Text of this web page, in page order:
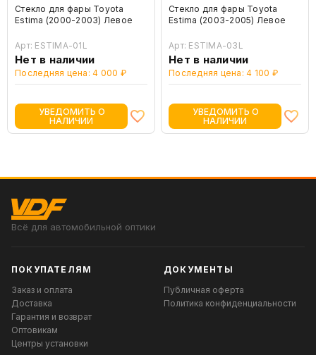
Стекло для фары Toyota
Estima (2000-2003) Левое
Арт: ESTIMA-01L
Нет в наличии
Последняя цена: 4 000 ₽
УВЕДОМИТЬ О
НАЛИЧИИ
Стекло для фары Toyota
Estima (2003-2005) Левое
Арт: ESTIMA-03L
Нет в наличии
Последняя цена: 4 100 ₽
УВЕДОМИТЬ О
НАЛИЧИИ
Всё для автомобильной оптики
ПОКУПАТЕЛЯМ
Заказ и оплата
Доставка
Гарантия и возврат
Оптовикам
Центры установки
ДОКУМЕНТЫ
Публичная оферта
Политика конфиденциальности